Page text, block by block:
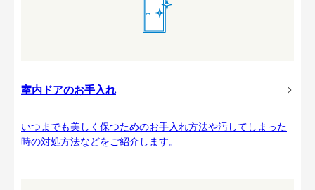
室内ドアのお手入れ
いつまでも美しく保つためのお手入れ方法や汚してしまった
時の対処方法などをご紹介します。